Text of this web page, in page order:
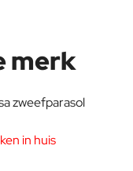
merk
in huis